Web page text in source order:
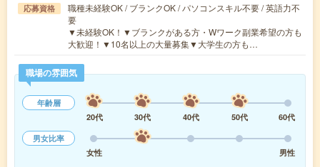
応募資格
職種未経験OK / ブランクOK / パソコンスキル不要 / 英語力不
要
▼未経験OK！▼ブランクがある方・Wワーク副業希望の方も
大歓迎！▼10名以上の大量募集▼大学生の方も…
職場の雰囲気
年齢層
20代
30代 40代 50代
60代
男女比率
女性
男性